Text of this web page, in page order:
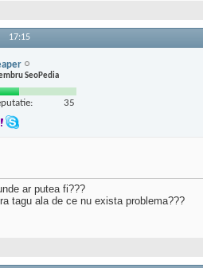
17:15
SeoPedia
35
ar putea fi???
tagu ala de ce nu exista problema???